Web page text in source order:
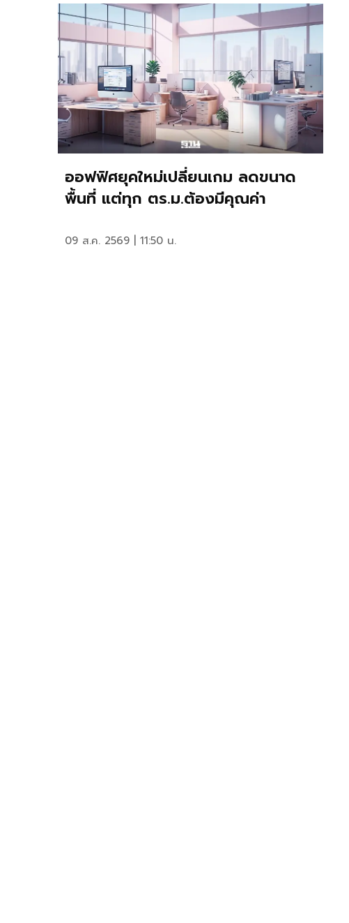
ออฟฟิศยุคใหม่เปลี่ยนเกม ลดขนาด
พื้นที่ แต่ทุก ตร.ม.ต้องมีคุณค่า
09 ส.ค. 2569 | 11:50 น.